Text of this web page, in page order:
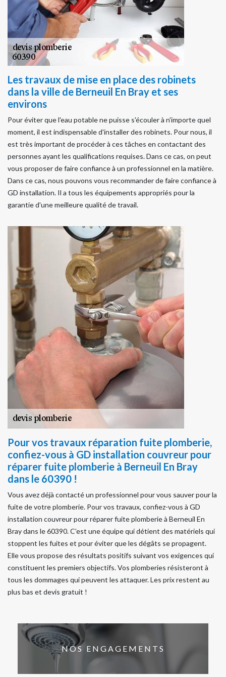
Les travaux de mise en place des robinets
dans la ville de Berneuil En Bray et ses
environs
Pour éviter que l'eau potable ne puisse s'écouler à n'importe quel
moment, il est indispensable d'installer des robinets. Pour nous, il
est très important de procéder à ces tâches en contactant des
personnes ayant les qualifications requises. Dans ce cas, on peut
vous proposer de faire confiance à un professionnel en la matière.
Dans ce cas, nous pouvons vous recommander de faire confiance à
GD installation. Il a tous les équipements appropriés pour la
garantie d'une meilleure qualité de travail.
Pour vos travaux réparation fuite plomberie,
confiez-vous à GD installation couvreur pour
réparer fuite plomberie à Berneuil En Bray
dans le 60390 !
Vous avez déjà contacté un professionnel pour vous sauver pour la
fuite de votre plomberie. Pour vos travaux, confiez-vous à GD
installation couvreur pour réparer fuite plomberie à Berneuil En
Bray dans le 60390. C’est une équipe qui détient des matériels qui
stoppent les fuites et pour éviter que les dégâts se propagent.
Elle vous propose des résultats positifs suivant vos exigences qui
constituent les premiers objectifs. Vos plomberies résisteront à
tous les dommages qui peuvent les attaquer. Les prix restent au
plus bas et devis gratuit !
NOS ENGAGEMENTS